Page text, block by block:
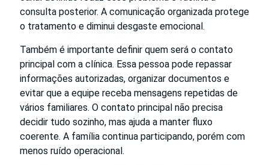
consulta posterior. A comunicação organizada protege
o tratamento e diminui desgaste emocional.
Também é importante definir quem será o contato
principal com a clínica. Essa pessoa pode repassar
informações autorizadas, organizar documentos e
evitar que a equipe receba mensagens repetidas de
vários familiares. O contato principal não precisa
decidir tudo sozinho, mas ajuda a manter fluxo
coerente. A família continua participando, porém com
menos ruído operacional.